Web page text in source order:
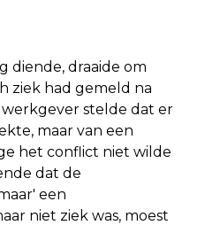
diende, draaide om
ziek had gemeld na
stelde dat er
maar van een
het conflict niet wilde
dat de
een
niet ziek was, moest